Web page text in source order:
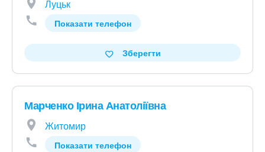
Луцьк
Показати телефон
Зберегти
Марченко Ірина Анатоліївна
Житомир
Показати телефон